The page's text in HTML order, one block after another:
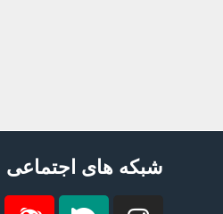
شبکه های اجتماعی